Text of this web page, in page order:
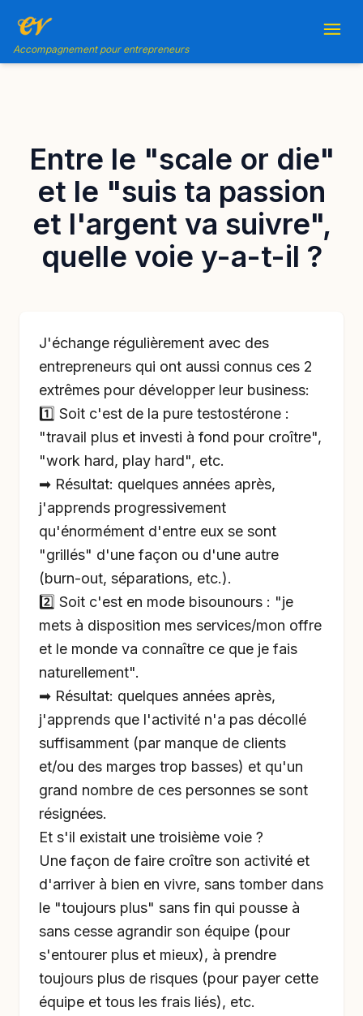
Accompagnement pour entrepreneurs
Entre le "scale or die"
et le "suis ta passion
et l'argent va suivre",
quelle voie y-a-t-il ?
J'échange régulièrement avec des
entrepreneurs qui ont aussi connus ces 2
extrêmes pour développer leur business:
1️⃣ Soit c'est de la pure testostérone :
"travail plus et investi à fond pour croître",
"work hard, play hard", etc.
➡ Résultat: quelques années après,
j'apprends progressivement
qu'énormément d'entre eux se sont
"grillés" d'une façon ou d'une autre
(burn-out, séparations, etc.).
2️⃣ Soit c'est en mode bisounours : "je
mets à disposition mes services/mon offre
et le monde va connaître ce que je fais
naturellement".
➡ Résultat: quelques années après,
j'apprends que l'activité n'a pas décollé
suffisamment (par manque de clients
et/ou des marges trop basses) et qu'un
grand nombre de ces personnes se sont
résignées.
Et s'il existait une troisième voie ?
Une façon de faire croître son activité et
d'arriver à bien en vivre, sans tomber dans
le "toujours plus" sans fin qui pousse à
sans cesse agrandir son équipe (pour
s'entourer plus et mieux), à prendre
toujours plus de risques (pour payer cette
équipe et tous les frais liés), etc.